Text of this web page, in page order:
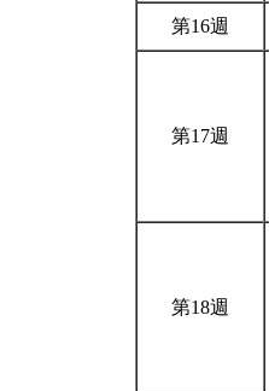
第16週
第17週
第18週